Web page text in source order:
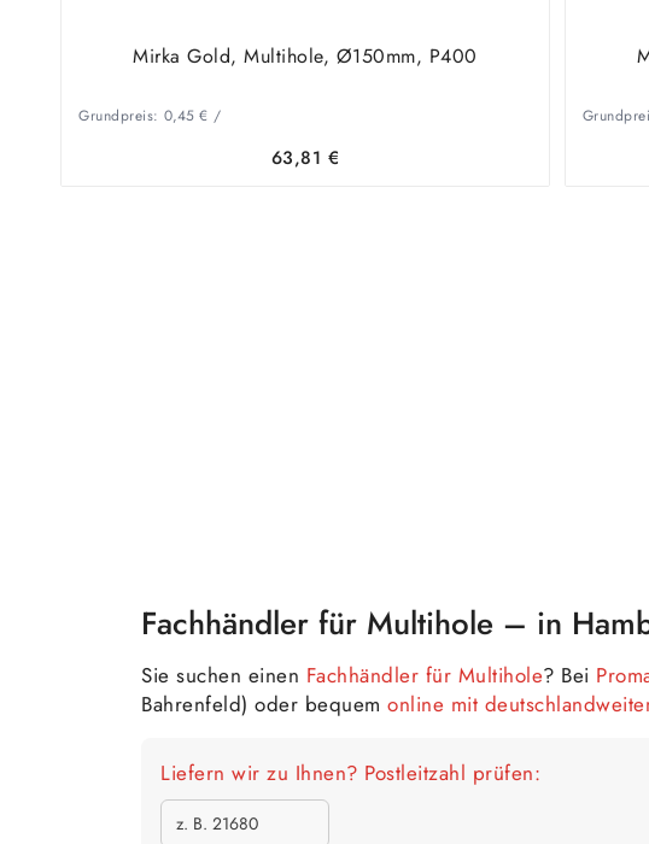
Mirka Gold, Multihole, Ø150mm, P400
Grundpreis: 0,45 € /
63,81 €
Fachhändler für Multihole – in
Sie suchen einen Fachhändler für Multihole? Bei
Bahrenfeld) oder bequem online mit
Liefern wir zu Ihnen? Postleitzahl prüfen: